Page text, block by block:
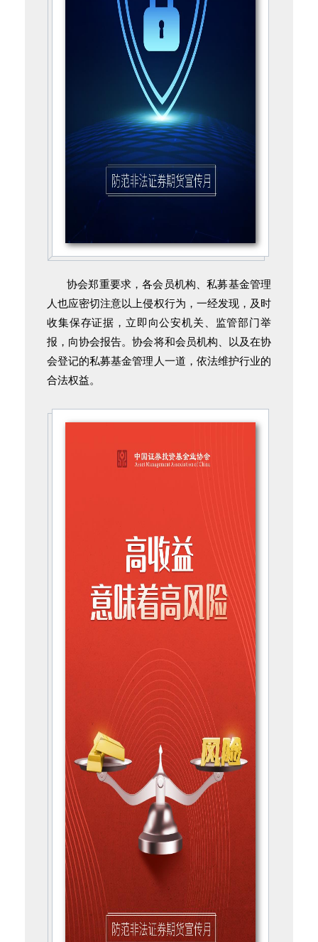
协会郑重要求，各会员机构、私募基金管理
人也应密切注意以上侵权行为，一经发现，及时
收集保存证据，立即向公安机关、监管部门举
报，向协会报告。协会将和会员机构、以及在协
会登记的私募基金管理人一道，依法维护行业的
合法权益。